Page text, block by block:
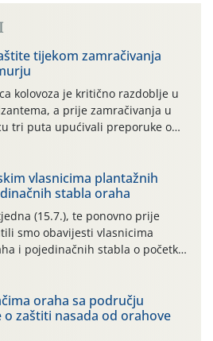
tijekom zamračivanja
kolovoza je kritično razdoblje u
a prije zamračivanja u
tri puta upućivali preporuke o
krizantema od najčešćih
i fito-fagnih grinja (23.7., 14.7.,
mjeseca je zabilježeno je
meteorološko razdoblje, uz
vlasnicima plantažnih
stabla oraha
(15.7.), te ponovno prije
smo obavijesti vlasnicima
i pojedinačnih stabla o početku
usmjerenog suzbijanja
completa)! Već dvanaest dana
udar”, koji naročito
(31.7.-05.8.), jer najviše
[…]
oraha sa području
o zaštiti nasada od orahove